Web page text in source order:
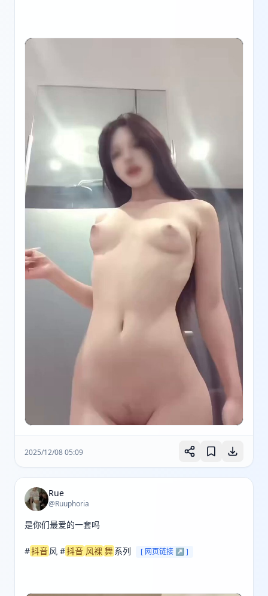
2025/12/08 05:09
Rue
@Ruuphoria
是你们最爱的一套吗
#抖音风 #抖音 风裸 舞系列 [ 网页链接 ↗ ]